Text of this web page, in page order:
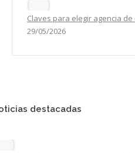
Claves para elegir agencia
29/05/2026
destacadas